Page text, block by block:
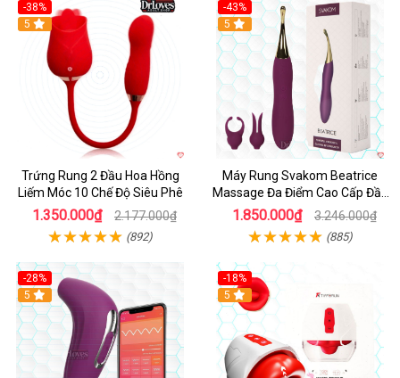
-38%
Hot
5
Trứng Rung 2 Đầu Hoa Hồng
Liếm Móc 10 Chế Độ Siêu Phê
1.350.000₫ 2.177.000₫
(892)
-43%
Hot
5
Máy Rung Svakom Beatrice
Massage Đa Điểm Cao Cấp Đầy
Đam Mê
1.850.000₫ 3.246.000₫
(885)
-28%
Hot
5
-18%
Hot
5